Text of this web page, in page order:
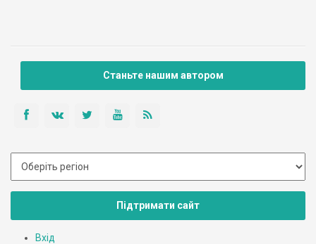
Станьте нашим автором
Підтримати сайт
Вхід